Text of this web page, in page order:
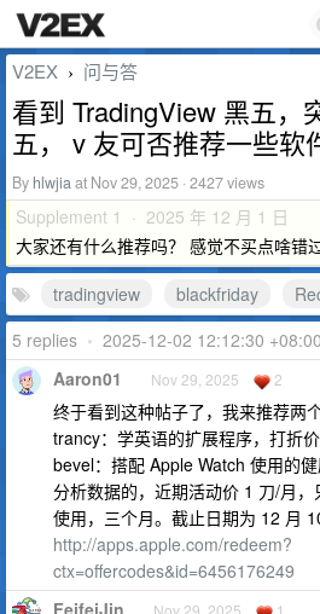
V2EX › 问与答
看到 TradingView 黑五，
五， v 友可否推荐一些软
By hlwjiaat Nov 29, 2025 · 2427 views
Supplement 1 · 2025 年 12 月 1 日
大家还有什么推荐吗？ 感觉不买点啥错
tradingview
blackfriday
5 replies • 2025-12-02 12:12:30 +08:00
Aaron01 Nov 29, 2025 2
终于看到这种帖子了，我来推荐两个
trancy：学英语的扩展程序，打折
bevel：搭配 Apple Watch 使用的
分析数据的，近期活动价 1 刀/月
使用，三个月。截止日期为 12 月
http://apps.apple.com/redeem?
ctx=offercodes&id=6456176249
FeifeiJin Nov 29, 2025 1